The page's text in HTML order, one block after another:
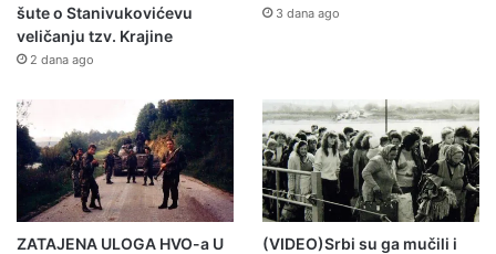
šute o Stanivukovićevu
veličanju tzv. Krajine
2 dana ago
3 dana ago
ZATAJENA ULOGA HVO-a U (VIDEO)Srbi su ga mučili i